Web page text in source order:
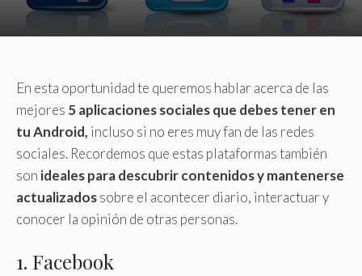
En esta oportunidad te queremos hablar acerca de las
mejores 5 aplicaciones sociales que debes tener en
tu Android, incluso si no eres muy fan de las redes
sociales. Recordemos que estas plataformas también
son ideales para descubrir contenidos y mantenerse
actualizadossobre el acontecer diario, interactuar y
conocer la opinión de otras personas.
1. Facebook